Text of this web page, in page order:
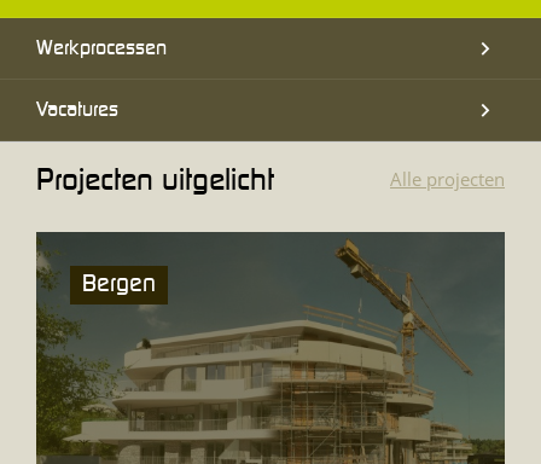
Werkprocessen
Vacatures
Projecten uitgelicht Alle projecten
Bergen